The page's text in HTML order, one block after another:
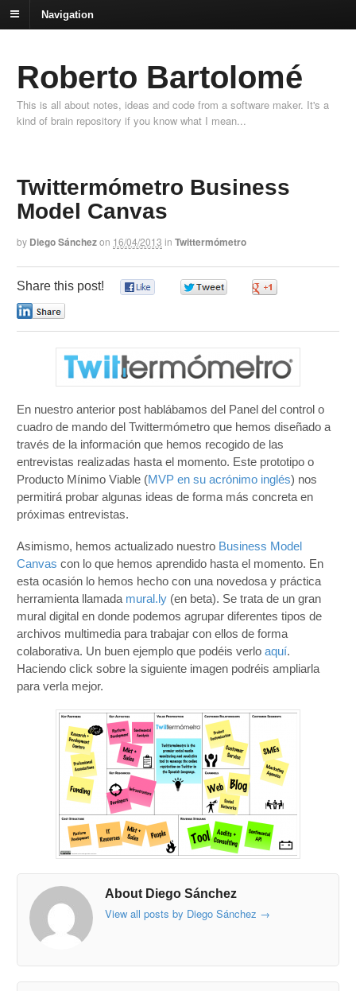
Navigation
Roberto Bartolomé
This is all about notes, ideas and code from a software maker. It's a
kind of brain repository if you know what I mean...
Twittermómetro Business
Model Canvas
by Diego Sánchezon 16/04/2013 in Twittermómetro
Share this post!
En nuestro anterior post hablábamos del Panel del control o
cuadro de mando del Twittermómetro que hemos diseñado a
través de la información que hemos recogido de las
entrevistas realizadas hasta el momento. Este prototipo o
Producto Mínimo Viable (MVP en su acrónimo inglés) nos
permitirá probar algunas ideas de forma más concreta en
próximas entrevistas.
Asimismo, hemos actualizado nuestro Business Model
Canvas con lo que hemos aprendido hasta el momento. En
esta ocasión lo hemos hecho con una novedosa y práctica
herramienta llamada mural.ly (en beta). Se trata de un gran
mural digital en donde podemos agrupar diferentes tipos de
archivos multimedia para trabajar con ellos de forma
colaborativa. Un buen ejemplo que podéis verloaquí.
Haciendo click sobre la siguiente imagen podréis ampliarla
para verla mejor.
About Diego Sánchez
View all posts by Diego Sánchez →